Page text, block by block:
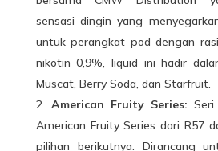
sensasi dingin yang
untuk perangkat pod dengan
nikotin 0,9%, liquid ini hadir
Muscat, Berry Soda, dan Starfruit.
American Fruity Series:
American Fruity Series dari R57
pilihan berikutnya. Dirancang